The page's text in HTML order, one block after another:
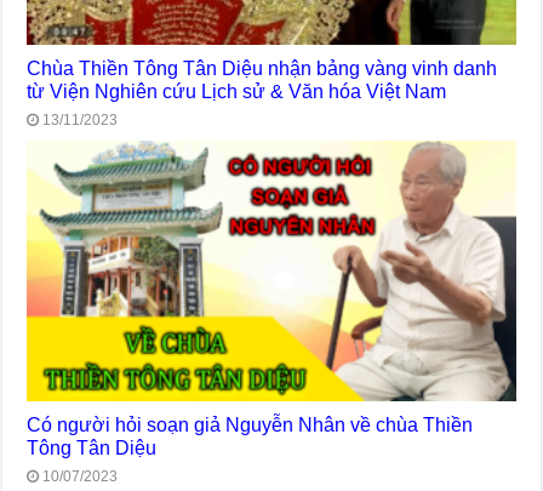
Chùa Thiền Tông Tân Diệu nhận bảng vàng vinh danh
từ Viện Nghiên cứu Lịch sử & Văn hóa Việt Nam
13/11/2023
Có người hỏi soạn giả Nguyễn Nhân về chùa Thiền
Tông Tân Diệu
10/07/2023